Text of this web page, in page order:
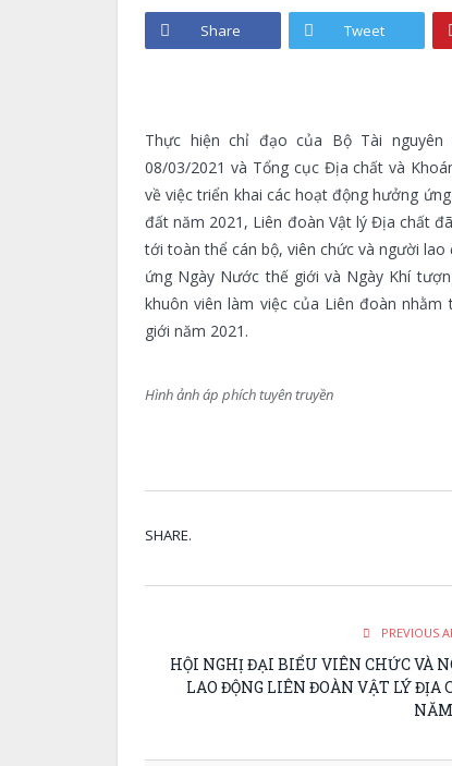
Share Tweet
Thực hiện chỉ đạo của Bộ Tài nguyên
08/03/2021 và Tổng cục Địa chất và
về việc triển khai các hoạt động hưởng
đất năm 2021, Liên đoàn Vật lý Địa chất
tới toàn thể cán bộ, viên chức và người
ứng Ngày Nước thế giới và Ngày Khí
khuôn viên làm việc của Liên đoàn
giới năm 2021.
Hình ảnh áp phích tuyên truyền
Nguồn: Liên
SHARE.
PREVIOUS
HỘI NGHỊ ĐẠI BIỂU VIÊN CHỨC VÀ
LAO ĐỘNG LIÊN ĐOÀN VẬT LÝ ĐỊA